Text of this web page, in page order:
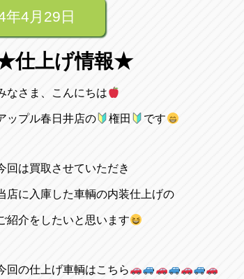
年4月29日
仕上げ情報★
なさま、こんにちは
ップル春日井店の 権田 です
回は買取させていただき
店に入庫した車輌の内装仕上げの
紹介をしたいと思います
回の仕上げ車輌はこちら